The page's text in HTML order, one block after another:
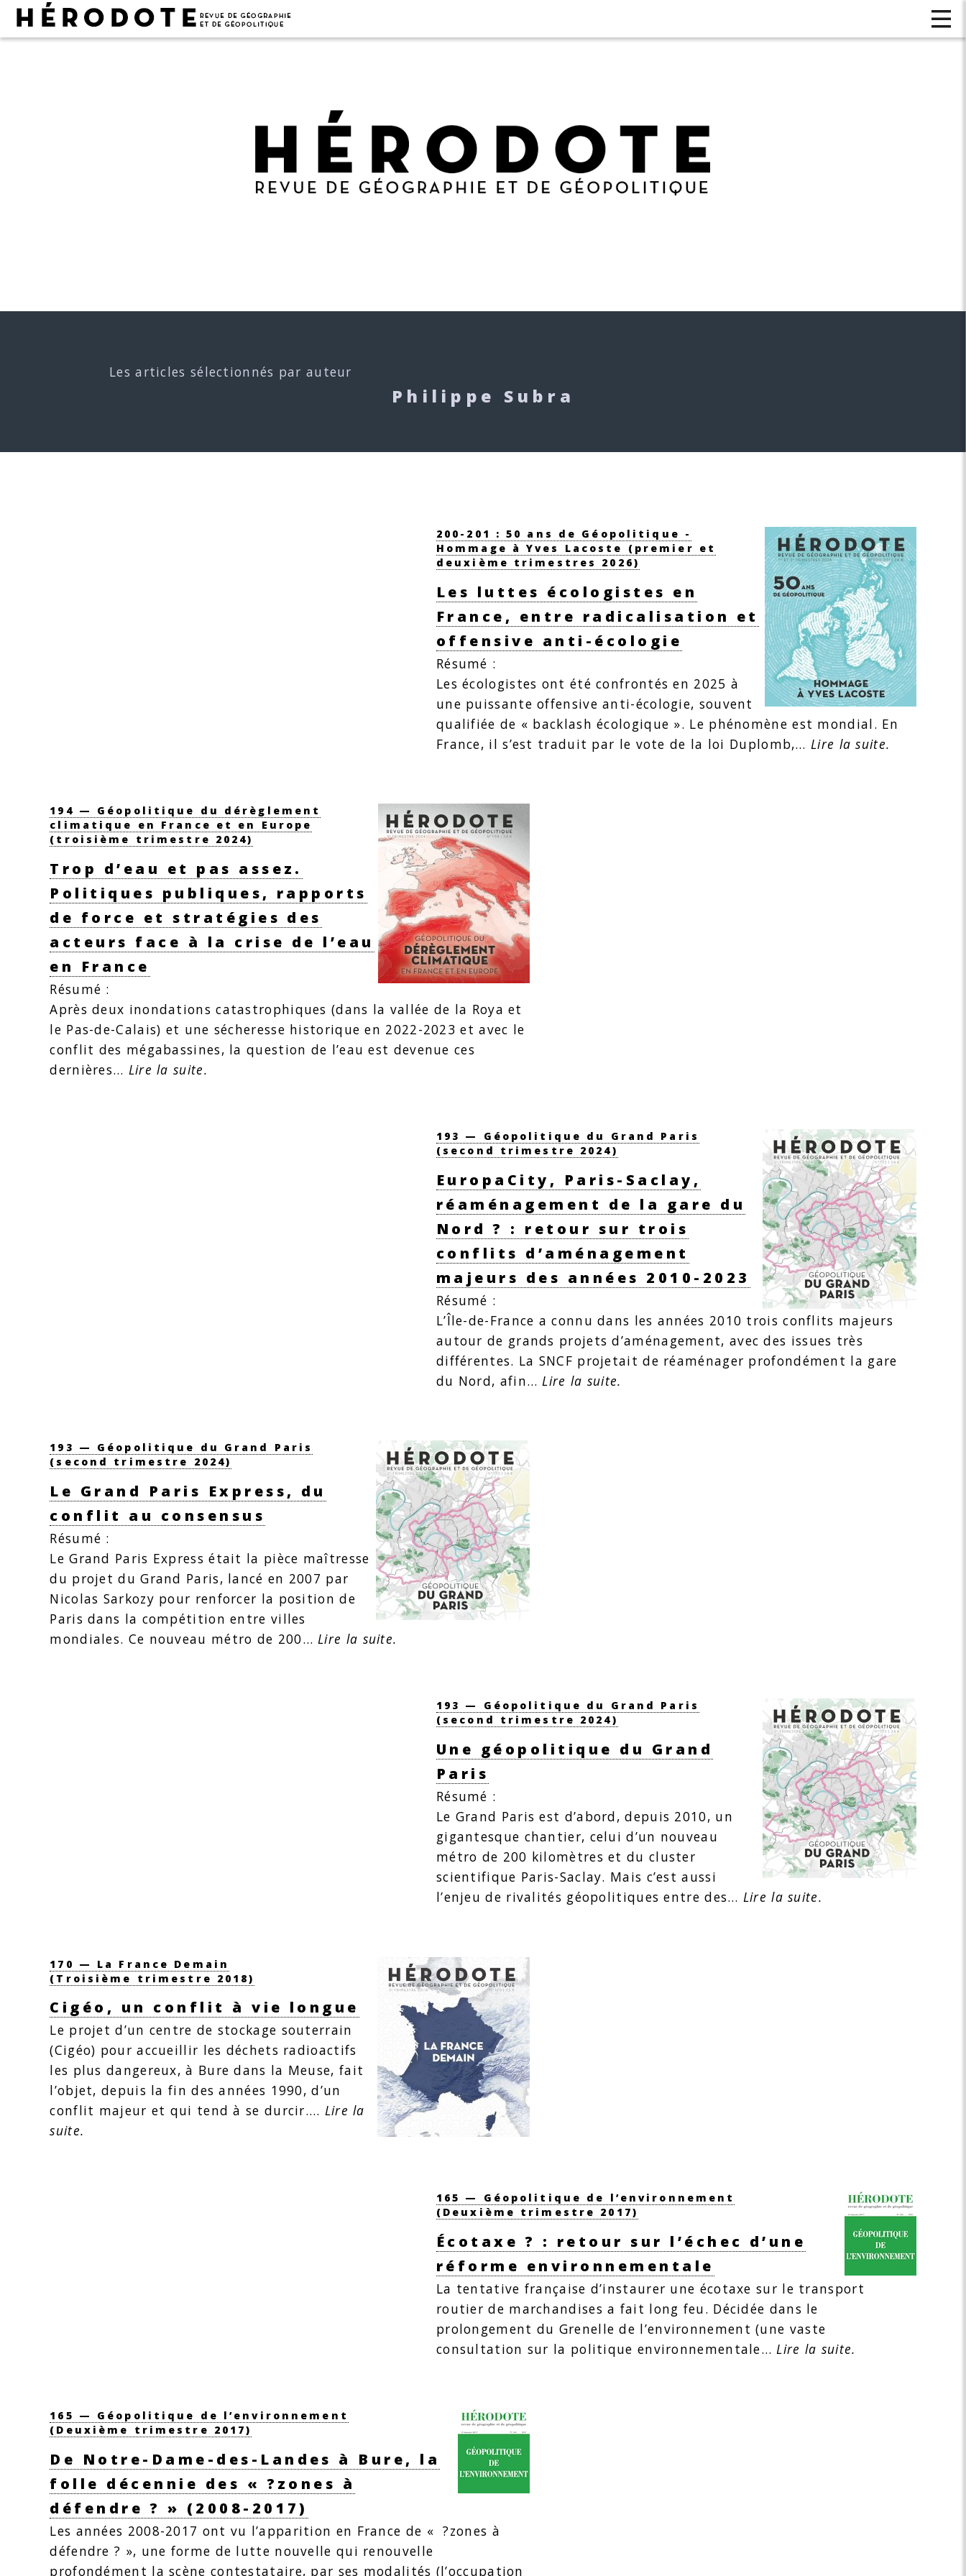
Les articles sélectionnés par auteur
Philippe Subra
200-201 : 50 ans de Géopolitique -
Hommage à Yves Lacoste (premier et
deuxième trimestres 2026)
Les luttes écologistes en
France, entre radicalisation et
offensive anti-écologie
Résumé :
Les écologistes ont été confrontés en 2025 à
une puissante offensive anti-écologie, souvent
qualifiée de « backlash écologique ». Le phénomène est mondial. En
France, il s’est traduit par le vote de la loi Duplomb,… Lire la suite.
194 — Géopolitique du dérèglement
climatique en France et en Europe
(troisième trimestre 2024)
Trop d’eau et pas assez.
Politiques publiques, rapports
de force et stratégies des
acteurs face à la crise de l’eau
en France
Résumé :
Après deux inondations catastrophiques (dans la vallée de la Roya et
le Pas-de-Calais) et une sécheresse historique en 2022-2023 et avec le
conflit des méga­bassines, la question de l’eau est devenue ces
dernières… Lire la suite.
193 — Géopolitique du Grand Paris
(second trimestre 2024)
EuropaCity, Paris-Saclay,
réaménagement de la gare du
Nord ? : retour sur trois
conflits d’aménagement
majeurs des années 2010-2023
Résumé :
L’Île-de-France a connu dans les années 2010 trois conflits majeurs
autour de grands projets d’aménagement, avec des issues très
différentes. La SNCF projetait de réaménager profondément la gare
du Nord, afin…Lire la suite.
193 — Géopolitique du Grand Paris
(second trimestre 2024)
Le Grand Paris Express, du
conflit au consensus
Résumé :
Le Grand Paris Express était la pièce maîtresse
du projet du Grand Paris, lancé en 2007 par
Nicolas Sarkozy pour renforcer la position de
Paris dans la compétition entre villes
mondiales. Ce nouveau métro de 200…Lire la suite.
193 — Géopolitique du Grand Paris
(second trimestre 2024)
Une géopolitique du Grand
Paris
Résumé :
Le Grand Paris est d’abord, depuis 2010, un
gigantesque chantier, celui d’un nouveau
métro de 200 kilomètres et du cluster
scientifique Paris-Saclay. Mais c’est aussi
l’enjeu de rivalités géopolitiques entre des… Lire la suite.
170 — La France Demain
(Troisième trimestre 2018)
Cigéo, un conflit à vie longue
Le projet d’un centre de stockage souterrain
(Cigéo) pour accueillir les déchets radioactifs
les plus dangereux, à Bure dans la Meuse, fait
l’objet, depuis la fin des années 1990, d’un
conflit majeur et qui tend à se durcir.… Lire la
suite.
165 — Géopolitique de l’environnement
(Deuxième trimestre 2017)
Écotaxe ? : retour sur l’échec d’une
réforme environnementale
La tentative française d’instaurer une écotaxe sur le transport
routier de marchandises a fait long feu. Décidée dans le
prolongement du Grenelle de l’environnement (une vaste
consultation sur la politique environnementale… Lire la suite.
165 — Géopolitique de l’environnement
(Deuxième trimestre 2017)
De Notre-Dame-des-Landes à Bure, la
folle décennie des « ?zones à
défendre ? » (2008-2017)
Les années 2008-2017 ont vu l’apparition en France de « ?zones à
défendre ? », une forme de lutte nouvelle qui renouvelle
profondément la scène contestataire, par ses modalités (l’occupation